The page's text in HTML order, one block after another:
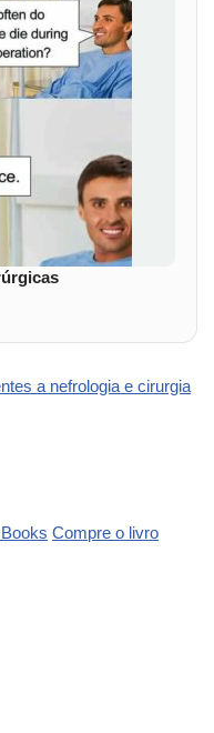
a nefrologia e cirurgia
Compre o livro